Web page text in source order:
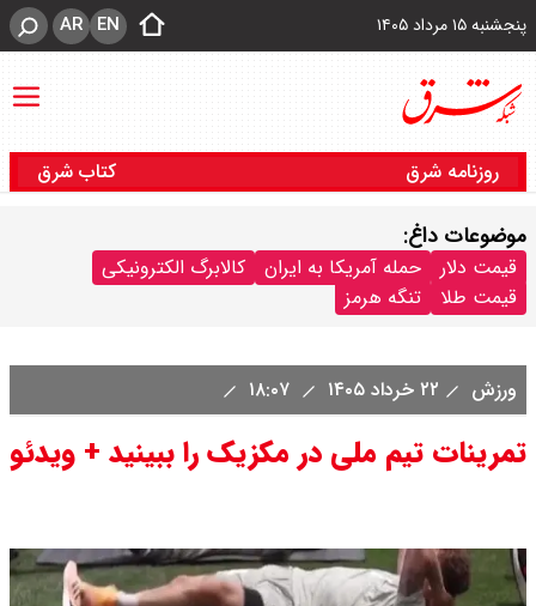
پنجشنبه ۱۵ مرداد ۱۴۰۵ EN
AR
روزنامه شرق کتاب شرق
موضوعات داغ:
قیمت دلار حمله آمریکا به ایران
کالابرگ الکترونیکی
قیمت طلا
تنگه هرمز
ورزش ۲۲ خرداد ۱۴۰۵
تمرینات تیم ملی در مکزیک را ببینید + ویدئو